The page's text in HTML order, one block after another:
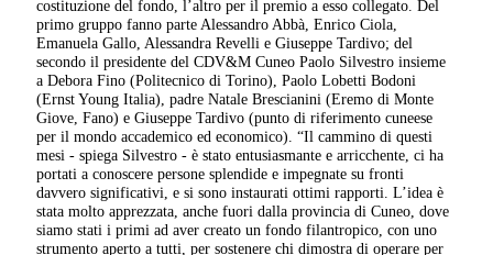
costituzione del fondo, l’altro per il premio a esso collegato. Del
primo gruppo fanno parte Alessandro Abbà, Enrico Ciola,
Emanuela Gallo, Alessandra Revelli e Giuseppe Tardivo; del
secondo il presidente del CDV&M Cuneo Paolo Silvestro insieme
a Debora Fino (Politecnico di Torino), Paolo Lobetti Bodoni
(Ernst Young Italia), padre Natale Brescianini (Eremo di Monte
Giove, Fano) e Giuseppe Tardivo (punto di riferimento cuneese
per il mondo accademico ed economico). “Il cammino di questi
mesi - spiega Silvestro - è stato entusiasmante e arricchente, ci ha
portati a conoscere persone splendide e impegnate su fronti
davvero significativi, e si sono instaurati ottimi rapporti. L’idea è
stata molto apprezzata, anche fuori dalla provincia di Cuneo, dove
siamo stati i primi ad aver creato un fondo filantropico, con uno
strumento aperto a tutti, per sostenere chi dimostra di operare per